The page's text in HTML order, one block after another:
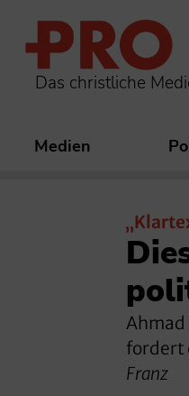
Das christliche
Medien
fordert
Franz